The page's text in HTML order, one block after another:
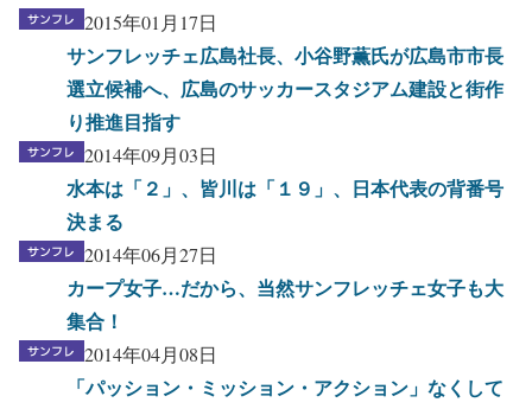
2015年01月17日
サンフレッチェ広島社長、小谷野薫氏が広島市市長
選立候補へ、広島のサッカースタジアム建設と街作
り推進目指す
2014年09月03日
水本は「２」、皆川は「１９」、日本代表の背番号
決まる
2014年06月27日
カープ女子…だから、当然サンフレッチェ女子も大
集合！
2014年04月08日
「パッション・ミッション・アクション」なくして